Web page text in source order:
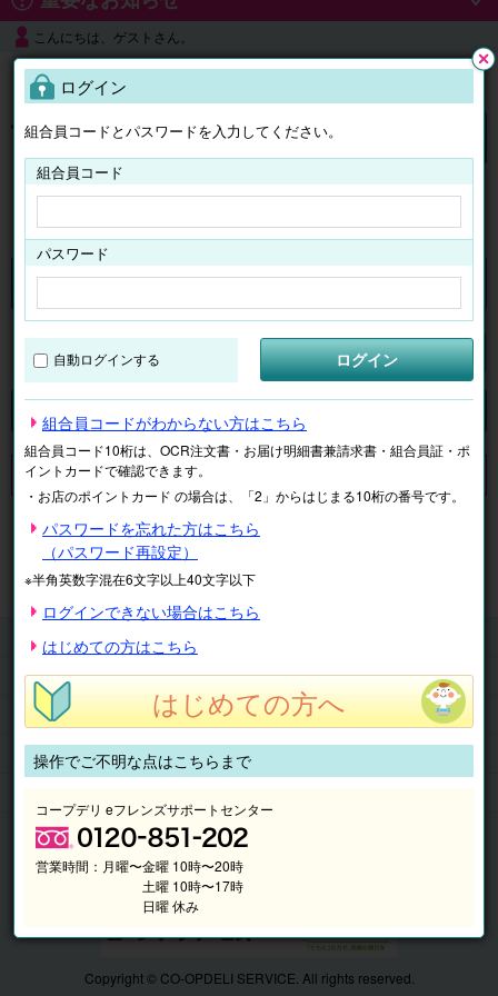
こんにちは、ゲストさん。
よくある質問
ログイン
チケット マイページ
検索
申し訳ございません。 現在、該当商品は、お取扱いしておりません。
マイページ 注文履歴
抽選結果
請求内容
チケット
くらしのサービス
このサイトの使い方
マイページ
Copyright © CO-OPDELI SERVICE. All rights reserved.
ログイン
組合員コードとパスワードを入力してください。
組合員コード
パスワード
自動ログインする ログイン
組合員コードがわからない方はこちら
組合員コード10桁は、OCR注文書・お届け明細書兼請求書・組合員証・ポ
イントカードで確認できます。
・お店のポイントカード の場合は、「2」からはじまる10桁の番号です。
パスワードを忘れた方はこちら
（パスワード再設定）
※半角英数字混在6文字以上40文字以下
ログインできない場合はこちら
はじめての方はこちら
はじめての方へ
操作でご不明な点はこちらまで
コープデリ eフレンズサポートセンター
営業時間： 月曜〜金曜 10時〜20時
土曜 10時〜17時
日曜 休み